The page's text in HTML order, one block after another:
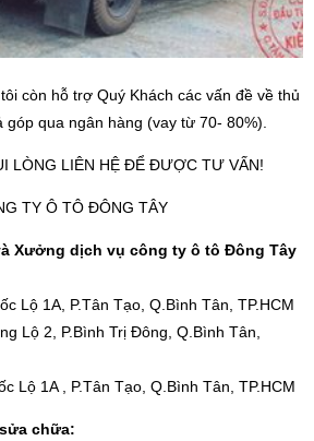
còn hỗ trợ Quý Khách các vấn đề về thủ
qua ngân hàng (vay từ 70- 80%).
LÒNG LIÊN HỆ ĐỂ ĐƯỢC TƯ VẤN!
TY Ô TÔ ĐÔNG TÂY
Xưởng dịch vụ công ty ô tô Đông Tây
Lộ 1A, P.Tân Tạo, Q.Bình Tân, TP.HCM
Lộ 2, P.Bình Trị Đông, Q.Bình Tân,
Lộ 1A , P.Tân Tạo, Q.Bình Tân, TP.HCM
chữa: